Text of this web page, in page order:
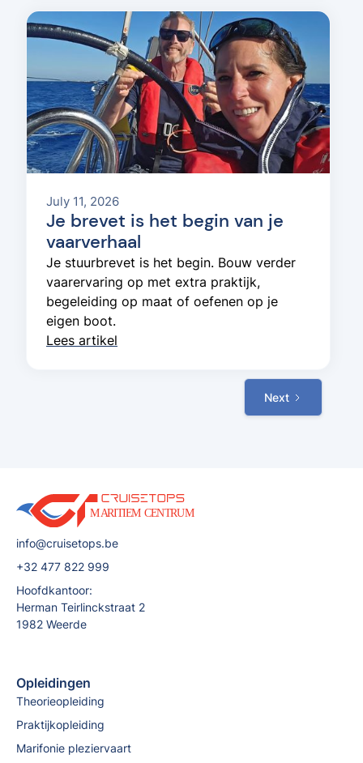
July 11, 2026
Je brevet is het begin van je
vaarverhaal
Je stuurbrevet is het begin. Bouw verder
vaarervaring op met extra praktijk,
begeleiding op maat of oefenen op je
eigen boot.
Lees artikel
Next
info@cruisetops.be
+32 477 822 999
Hoofdkantoor:
Herman Teirlinckstraat 2
1982 Weerde
Opleidingen
Theorieopleiding
Praktijkopleiding
Marifonie pleziervaart